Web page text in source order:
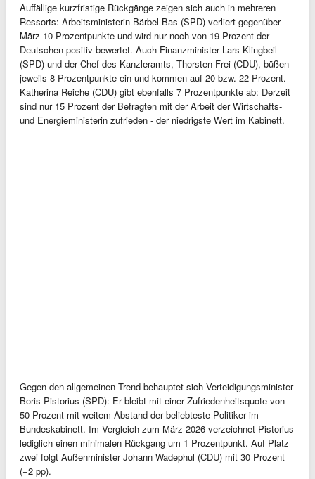
Auffällige kurzfristige Rückgänge zeigen sich auch in mehreren
Ressorts: Arbeitsministerin Bärbel Bas (SPD) verliert gegenüber
März 10 Prozentpunkte und wird nur noch von 19 Prozent der
Deutschen positiv bewertet. Auch Finanzminister Lars Klingbeil
(SPD) und der Chef des Kanzleramts, Thorsten Frei (CDU), büßen
jeweils 8 Prozentpunkte ein und kommen auf 20 bzw. 22 Prozent.
Katherina Reiche (CDU) gibt ebenfalls 7 Prozentpunkte ab: Derzeit
sind nur 15 Prozent der Befragten mit der Arbeit der Wirtschafts-
und Energieministerin zufrieden - der niedrigste Wert im Kabinett.
Gegen den allgemeinen Trend behauptet sich Verteidigungsminister
Boris Pistorius (SPD): Er bleibt mit einer Zufriedenheitsquote von
50 Prozent mit weitem Abstand der beliebteste Politiker im
Bundeskabinett. Im Vergleich zum März 2026 verzeichnet Pistorius
lediglich einen minimalen Rückgang um 1 Prozentpunkt. Auf Platz
zwei folgt Außenminister Johann Wadephul (CDU) mit 30 Prozent
(−2 pp).